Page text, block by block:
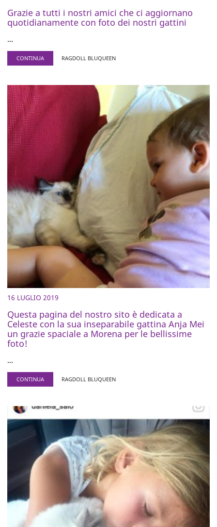
Grazie a tutti i nostri amici che ci aggiornano
quotidianamente con foto dei nostri gattini
...
CONTINUA RAGDOLL BLUQUEEN
16 LUGLIO 2019
Questa pagina del nostro sito è dedicata a
Celeste con la sua inseparabile gattina Anja Mei
un grazie spaciale a Morena per le bellissime
foto!
...
CONTINUA RAGDOLL BLUQUEEN